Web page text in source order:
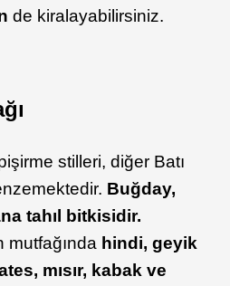
de kiralayabilirsiniz.
stilleri, diğer Batı
Buğday,
tahıl bitkisidir.
mutfağında hindi, geyik
mısır, kabak ve